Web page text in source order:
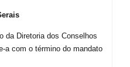
da Diretoria dos Conselhos
a com o término do mandato